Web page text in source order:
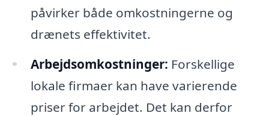
påvirker både omkostningerne og
drænets effektivitet.
Arbejdsomkostninger: Forskellige
lokale firmaer kan have varierende
priser for arbejdet. Det kan derfor